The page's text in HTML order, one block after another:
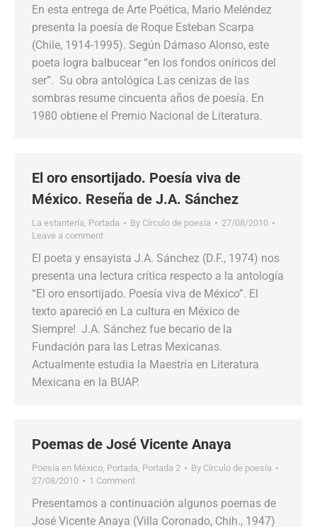
En esta entrega de Arte Poética, Mario Meléndez
presenta la poesía de Roque Esteban Scarpa
(Chile, 1914-1995). Según Dámaso Alonso, este
poeta logra balbucear “en los fondos oníricos del
ser”. Su obra antológica Las cenizas de las
sombras resume cincuenta años de poesía. En
1980 obtiene el Premio Nacional de Literatura.
El oro ensortijado. Poesía viva de
México. Reseña de J.A. Sánchez
La estantería, Portada By Círculo de poesía
27/08/2010
Leave a comment
El poeta y ensayista J.A. Sánchez (D.F., 1974) nos
presenta una lectura crítica respecto a la antología
“El oro ensortijado. Poesía viva de México”. El
texto apareció en La cultura en México de
Siempre! J.A. Sánchez fue becario de la
Fundación para las Letras Mexicanas.
Actualmente estudia la Maestría en Literatura
Mexicana en la BUAP.
Poemas de José Vicente Anaya
Poesía en México, Portada, Portada 2 By Círculo de poesía
27/08/2010
1 Comment
Presentamos a continuación algunos poemas de
José Vicente Anaya (Villa Coronado, Chih., 1947)